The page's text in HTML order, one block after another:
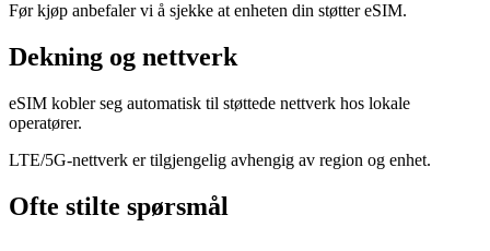
Før kjøp anbefaler vi å sjekke at enheten din støtter eSIM.
Dekning og nettverk
eSIM kobler seg automatisk til støttede nettverk hos lokale
operatører.
LTE/5G-nettverk er tilgjengelig avhengig av region og enhet.
Ofte stilte spørsmål